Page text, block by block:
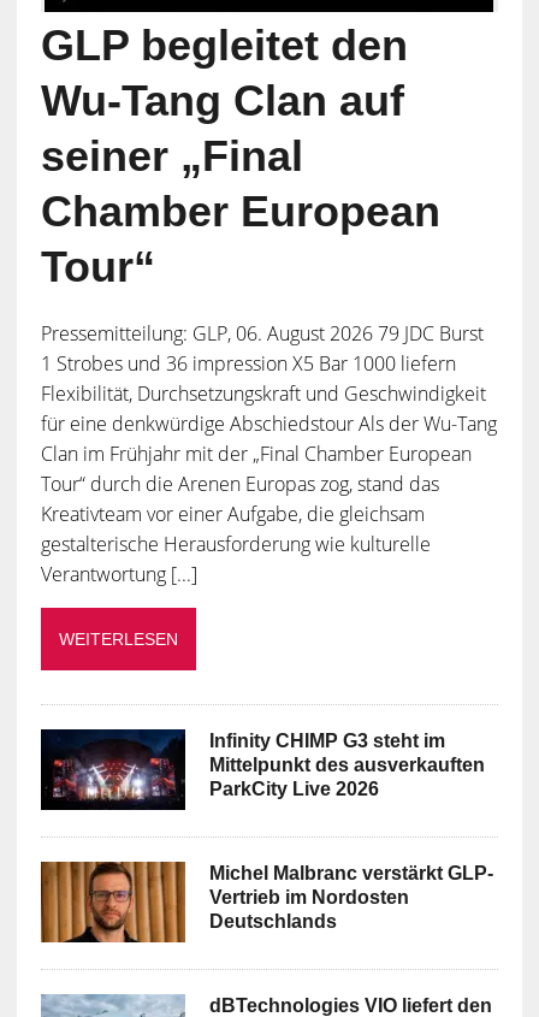
GLP begleitet den
Wu-Tang Clan auf
seiner „Final
Chamber European
Tour“
Pressemitteilung: GLP, 06. August 2026 79 JDC Burst
1 Strobes und 36 impression X5 Bar 1000 liefern
Flexibilität, Durchsetzungskraft und Geschwindigkeit
für eine denkwürdige Abschiedstour Als der Wu-Tang
Clan im Frühjahr mit der „Final Chamber European
Tour“ durch die Arenen Europas zog, stand das
Kreativteam vor einer Aufgabe, die gleichsam
gestalterische Herausforderung wie kulturelle
Verantwortung [...]
WEITERLESEN
Infinity CHIMP G3 steht im
Mittelpunkt des ausverkauften
ParkCity Live 2026
Michel Malbranc verstärkt GLP-
Vertrieb im Nordosten
Deutschlands
dBTechnologies VIO liefert den